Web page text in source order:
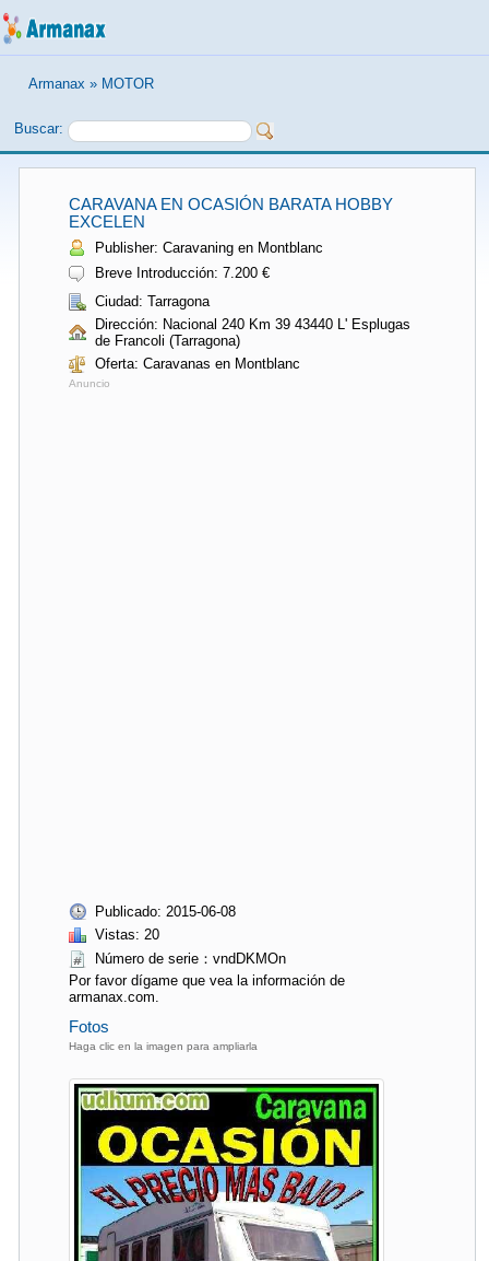
Armanax » MOTOR
Buscar:
CARAVANA EN OCASIÓN BARATA HOBBY
EXCELEN
Publisher: Caravaning en Montblanc
Breve Introducción: 7.200 €
Ciudad: Tarragona
Dirección: Nacional 240 Km 39 43440 L' Esplugas
de Francoli (Tarragona)
Oferta: Caravanas en Montblanc
Anuncio
Publicado: 2015-06-08
Vistas: 20
Número de serie：vndDKMOn
Por favor dígame que vea la información de
armanax.com.
Fotos
Haga clic en la imagen para ampliarla